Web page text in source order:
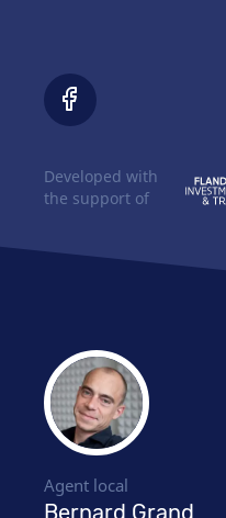
Agent local
Bernard Grand
Developed with
the support of